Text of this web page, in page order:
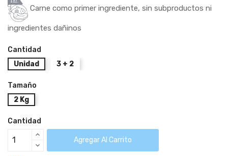
Carne como primer ingrediente, sin subproductos ni
ingredientes dañinos
Cantidad
Unidad
3 + 2
Tamaño
2 Kg
Cantidad
Agregar Al Carrito